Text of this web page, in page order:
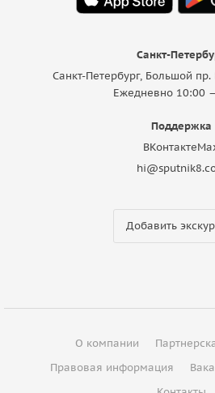
Санкт-
Санкт-Петербург, Большой
Ежедневно 10:00
Поддержка
ВКонтакте
Добавить
О компании
Правовая информация